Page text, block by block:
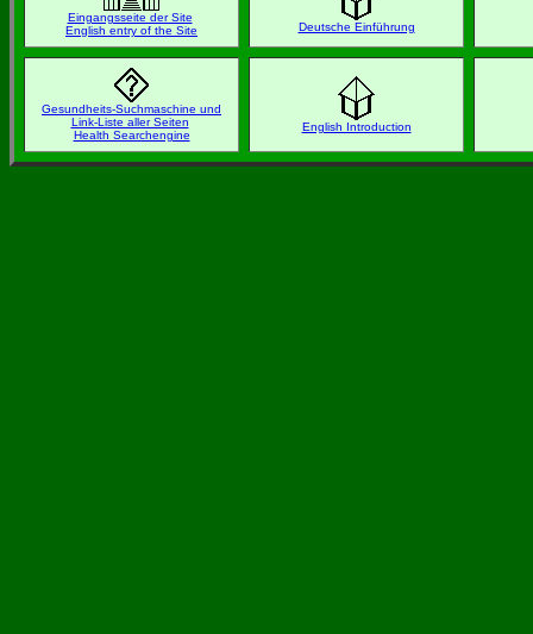
Eingangsseite der Site
English entry of the Site
Deutsche Einführung
Gesundheits-Suchmaschine und
Link-Liste aller Seiten
Health Searchengine
English Introduction